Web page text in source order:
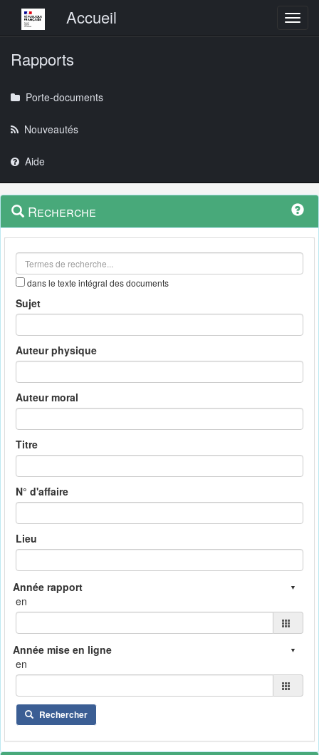
Menu principalAccueil
Rapports
Porte-documents
Nouveautés
Aide
Navigation
outils
Menu
contextuel
Recherche
dans le texte intégral des documents
Sujet
Auteur physique
Auteur moral
Titre
N° d'affaire
Lieu
en
en
Rechercher